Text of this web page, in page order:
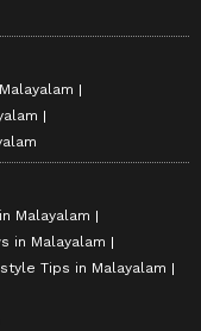
Malayalam
in Malayalam
Tips in Malayalam